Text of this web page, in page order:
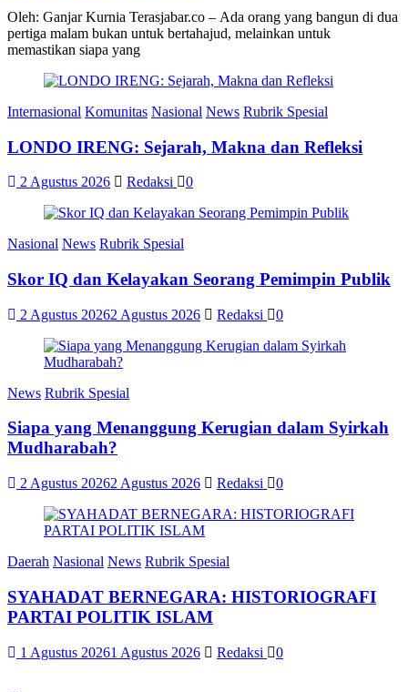
Oleh: Ganjar Kurnia Terasjabar.co – Ada orang yang bangun di dua
pertiga malam bukan untuk bertahajud, melainkan untuk
memastikan siapa yang
Internasional Komunitas Nasional News Rubrik Spesial
LONDO IRENG: Sejarah, Makna dan Refleksi
2 Agustus 2026 Redaksi 0
Nasional News Rubrik Spesial
Skor IQ dan Kelayakan Seorang Pemimpin Publik
2 Agustus 20262 Agustus 2026 Redaksi 0
News Rubrik Spesial
Siapa yang Menanggung Kerugian dalam Syirkah
Mudharabah?
2 Agustus 20262 Agustus 2026 Redaksi 0
Daerah Nasional News Rubrik Spesial
SYAHADAT BERNEGARA: HISTORIOGRAFI
PARTAI POLITIK ISLAM
1 Agustus 20261 Agustus 2026 Redaksi 0